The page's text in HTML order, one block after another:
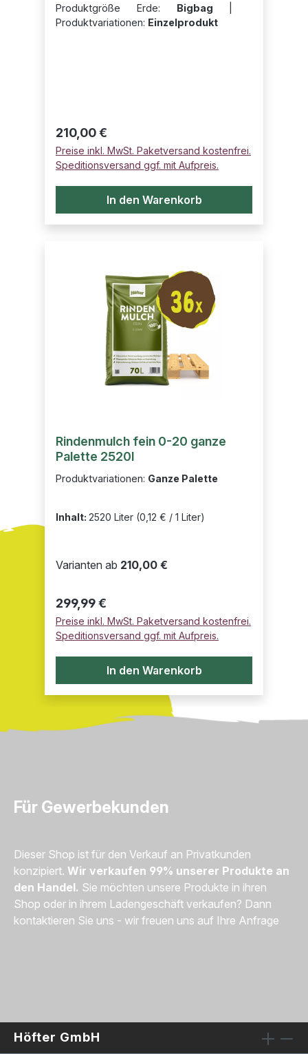
Produktgröße Erde: Bigbag
Produktvariationen: Einzelprodukt
Regulärer Preis:
210,00 €
Preise inkl. MwSt. Paketversand kostenfrei.
Speditionsversand ggf. mit Aufpreis.
In den Warenkorb
Rindenmulch fein 0-20 ganze
Palette 2520l
Produktvariationen: Ganze Palette
Inhalt: 2520 Liter (0,12 € / 1 Liter)
Varianten ab 210,00 €
Regulärer Preis:
299,99 €
Preise inkl. MwSt. Paketversand kostenfrei.
Speditionsversand ggf. mit Aufpreis.
In den Warenkorb
Für Gewerbekunden
Dieser Shop ist für den Verkauf an Privatkunden
konzipiert. Wir verkaufen 99% unserer Produkte an
den Handel. Sie möchten unsere Produkte in ihren
Shop oder in ihrem Ladengeschäft verkaufen? Dann
kontaktieren Sie uns - wir freuen uns auf Ihre Anfrage
Höfter GmbH